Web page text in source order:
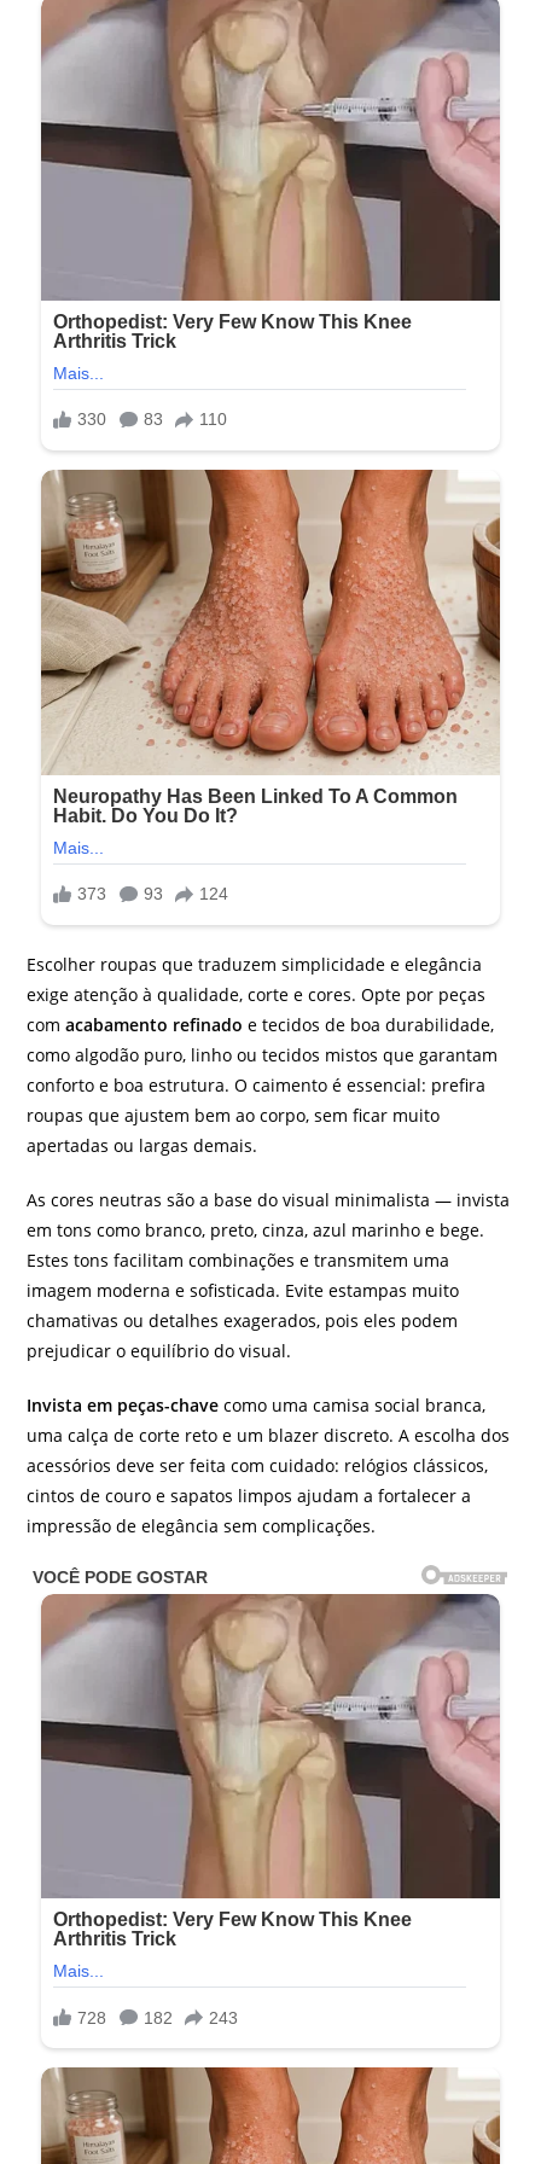
Escolher roupas que traduzem simplicidade e elegância
exige atenção à qualidade, corte e cores. Opte por peças
comacabamento refinado e tecidos de boa durabilidade,
como algodão puro, linho ou tecidos mistos que garantam
conforto e boa estrutura. O caimento é essencial: prefira
roupas que ajustem bem ao corpo, sem ficar muito
apertadas ou largas demais.
As cores neutras são a base do visual minimalista — invista
em tons como branco, preto, cinza, azul marinho e bege.
Estes tons facilitam combinações e transmitem uma
imagem moderna e sofisticada. Evite estampas muito
chamativas ou detalhes exagerados, pois eles podem
prejudicar o equilíbrio do visual.
Invista em peças-chave como uma camisa social branca,
uma calça de corte reto e um blazer discreto. A escolha dos
acessórios deve ser feita com cuidado: relógios clássicos,
cintos de couro e sapatos limpos ajudam a fortalecer a
impressão de elegância sem complicações.